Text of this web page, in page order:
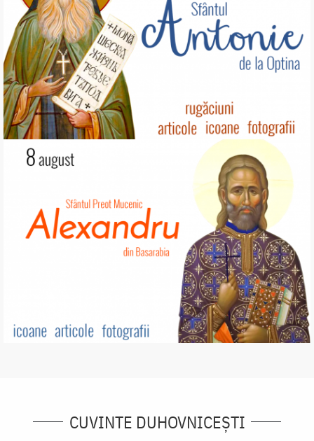
CUVINTE DUHOVNICEȘTI